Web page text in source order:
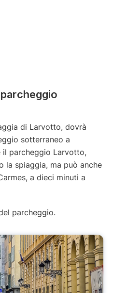
di Larvotto, dovrà
sotterraneo a
il parcheggio Larvotto,
la spiaggia, ma può anche
a dieci minuti a